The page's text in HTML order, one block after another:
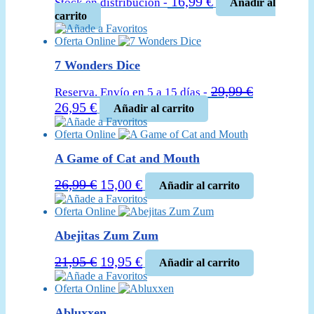
Stock en distribución -
Añadir al
carrito
Añade a Favoritos
Oferta Online
7 Wonders Dice
Reserva. Envío en 5 a 15 días - 29,99€
El
precio
original
era:
26,95 €El
precio
actual
es:
Añadir al carrito
Añade a Favoritos
Oferta Online
A Game of Cat and Mouth
26,99€ El
precio
original
era:
15,00 €El
precio
actual
es:
15,00 €.
Añadir al carrito
Añade a Favoritos
Oferta Online
Abejitas Zum Zum
21,95€ El
precio
original
era:
19,95 €El
precio
actual
Añadir al carrito
Añade a Favoritos
Oferta Online